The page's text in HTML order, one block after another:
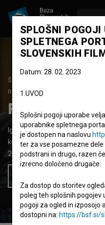
ŠTUDIJSKI PROJEKT
RECEPCIJA
Recepcija:
Igrana TV epizoda
39'
komedija
2015
Slovenija
SPLOŠNI POGOJI
SPLETNEGA
SLOVENSKIH
Datum: 28. 02. 2023
1.UVOD
Splošni pogoji uporabe
uporabnike spletnega
je dostopen na naslovu
ter za vse posamezne
podstrani in drugo, razen
izrecno določeno drugače.
Za dostop do storitev
poleg teh splošnih pogojev
pogoji za ogled in izposojo
dostopni na: https://bsf.si/